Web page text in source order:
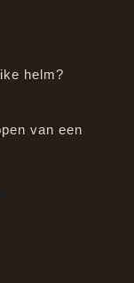
helm?
van een